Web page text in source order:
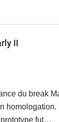
II
du break
homologation.
fut